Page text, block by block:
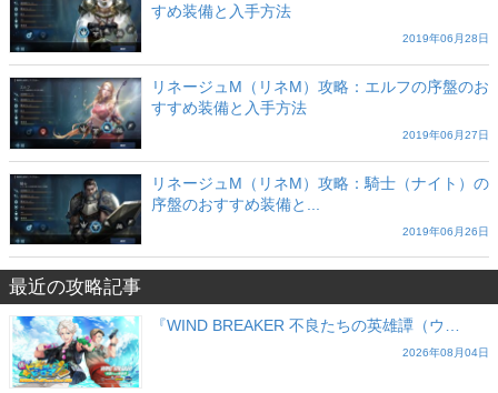
すめ装備と入手方法
2019年06月28日
リネージュM（リネM）攻略：エルフの序盤のお
すすめ装備と入手方法
2019年06月27日
リネージュM（リネM）攻略：騎士（ナイト）の
序盤のおすすめ装備と...
2019年06月26日
最近の攻略記事
『WIND BREAKER 不良たちの英雄譚（ウ…
2026年08月04日